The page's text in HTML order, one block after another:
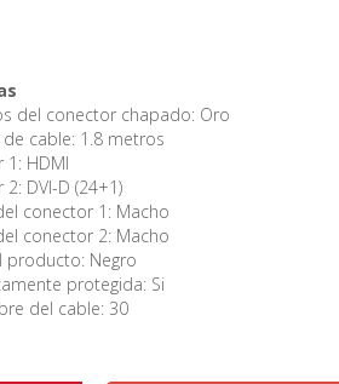
del conector chapado: Oro
cable: 1.8 metros
1: HDMI
DVI-D (24+1)
conector 1: Macho
conector 2: Macho
producto: Negro
protegida: Si
del cable: 30